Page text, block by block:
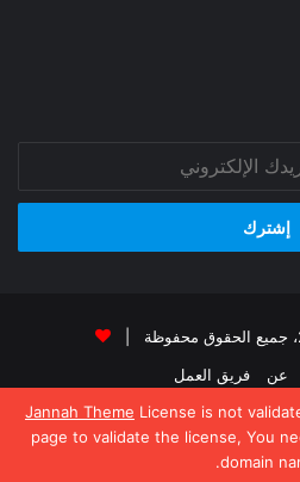
Jannah Theme License is not
page to validate the license, You
domain
عن فريق العمل
‫X
‫YouTubeانستقرام